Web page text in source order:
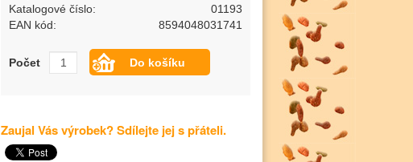
Katalogové číslo:
01193
EAN kód:
8594048031741
Počet
Zaujal Vás výrobek? Sdílejte jej s přáteli.